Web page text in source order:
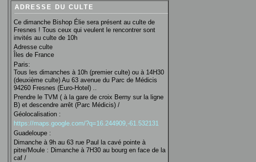
ADRESSE DU CULTE
Ce dimanche Bishop Élie sera présent au culte de
Fresnes ! Tous ceux qui veulent le rencontrer sont
invités au culte de 10h
Adresse culte
Îles de France
Paris:
Tous les dimanches à 10h (premier culte) ou à 14H30
(deuxième culte) Au 63 avenue du Parc de Médicis
94260 Fresnes (Euro-Hotel) ..
Prendre le TVM ( à la gare de croix Berny sur la ligne
B) et descendre arrêt (Parc Médicis) /
Géolocalisation :
https://maps.google.com/?q=16.244909,-61.532131
Guadeloupe :
Dimanche à 9h au 63 rue Paul la cavé pointe à
pitre/Moule : Dimanche à 7H30 au bourg en face de la
caf /